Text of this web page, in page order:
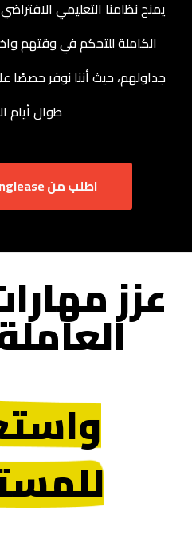
يمنح نظامنا التعليمي
الكاملة للتحكم في وقتهم
طوال أيام
اطلب من ‏‪englease‬‏ الاتصال بك
عزز